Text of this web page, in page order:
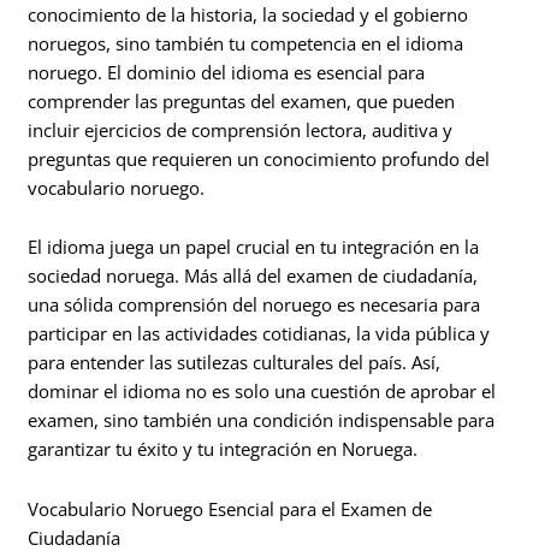
conocimiento de la historia, la sociedad y el gobierno
noruegos, sino también tu competencia en el idioma
noruego. El dominio del idioma es esencial para
comprender las preguntas del examen, que pueden
incluir ejercicios de comprensión lectora, auditiva y
preguntas que requieren un conocimiento profundo del
vocabulario noruego.
El idioma juega un papel crucial en tu integración en la
sociedad noruega. Más allá del examen de ciudadanía,
una sólida comprensión del noruego es necesaria para
participar en las actividades cotidianas, la vida pública y
para entender las sutilezas culturales del país. Así,
dominar el idioma no es solo una cuestión de aprobar el
examen, sino también una condición indispensable para
garantizar tu éxito y tu integración en Noruega.
Vocabulario Noruego Esencial para el Examen de
Ciudadanía